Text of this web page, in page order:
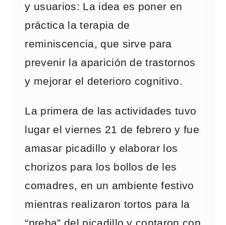
y usuarios: La idea es poner en
práctica la terapia de
reminiscencia, que sirve para
prevenir la aparición de trastornos
y mejorar el deterioro cognitivo.
La primera de las actividades tuvo
lugar el viernes 21 de febrero y fue
amasar picadillo y elaborar los
chorizos para los bollos de les
comadres, en un ambiente festivo
mientras realizaron tortos para la